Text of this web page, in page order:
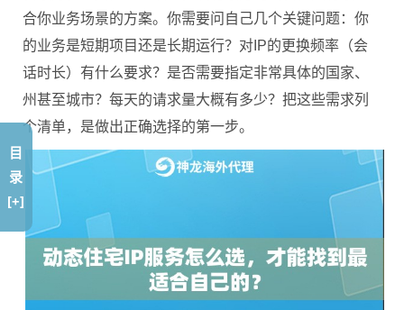
合你业务场景的方案。你需要问自己几个关键问题：你
的业务是短期项目还是长期运行？对IP的更换频率（会
话时长）有什么要求？是否需要指定非常具体的国家、
州甚至城市？每天的请求量大概有多少？把这些需求列
个清单，是做出正确选择的第一步。
目
录
[+]